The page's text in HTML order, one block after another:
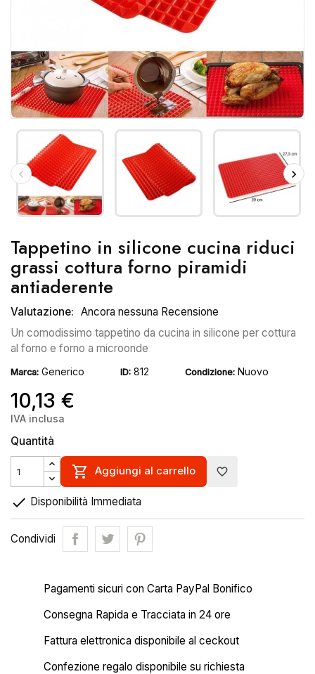
Tappetino in silicone cucina riduci
grassi cottura forno piramidi
antiaderente
Valutazione: Ancora nessuna Recensione
Un comodissimo tappetino da cucina in silicone per cottura
al forno e forno a microonde
Marca: Generico ID: 812 Condizione: Nuovo
10,13 €
IVA inclusa
Quantità
 Aggiungi al carrello favorite_border
 Disponibilità Immediata
Condividi
Pagamenti sicuri con Carta PayPal Bonifico
Consegna Rapida e Tracciata in 24 ore
Fattura elettronica disponibile al ceckout
Confezione regalo disponibile su richiesta